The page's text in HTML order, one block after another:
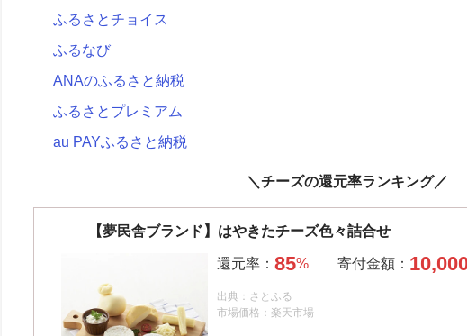
ふるさとチョイス
ふるなび
ANAのふるさと納税
ふるさとプレミアム
au PAYふるさと納税
＼チーズの還元率ランキング／
【夢民舎ブランド】はやきたチーズ色々詰合せ
85
出典：さとふる
市場価格：楽天市場